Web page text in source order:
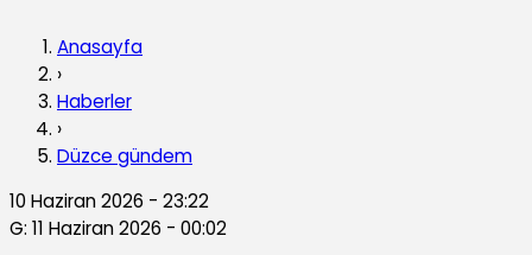
Anasayfa
›
Haberler
›
Düzce gündem
10 Haziran 2026 - 23:22
G: 11 Haziran 2026 - 00:02